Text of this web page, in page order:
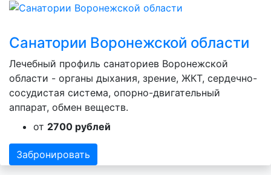
Санатории Воронежской области
Лечебный профиль санаториев Воронежской
области - органы дыхания, зрение, ЖКТ, сердечно-
сосудистая система, опорно-двигательный
аппарат, обмен веществ.
от 2700 рублей
Забронировать